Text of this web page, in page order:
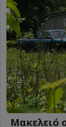
Μακελειό